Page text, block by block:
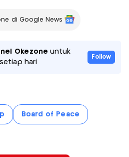
di Google News
Okezone untuk
hari
Follow
Board of Peace